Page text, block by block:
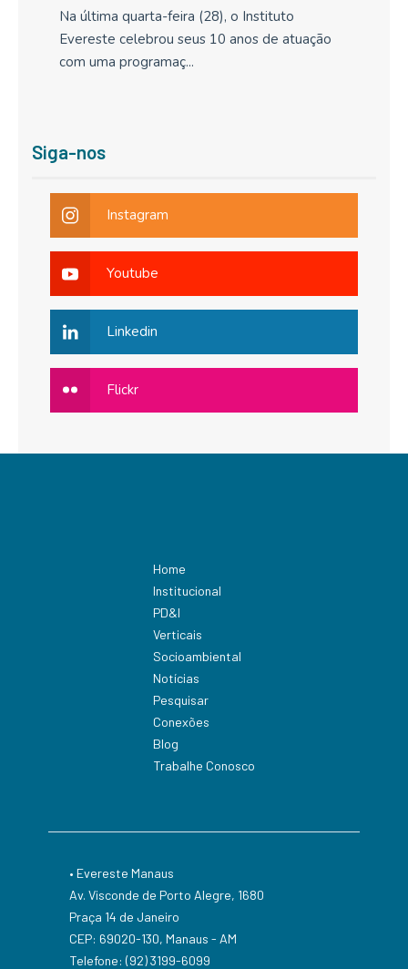
Na última quarta-feira (28), o Instituto
Evereste celebrou seus 10 anos de atuação
com uma programaç...
Siga-nos
Instagram
Youtube
Linkedin
Flickr
Home
Institucional
PD&I
Verticais
Socioambiental
Notícias
Pesquisar
Conexões
Blog
Trabalhe Conosco
• Evereste Manaus
Av. Visconde de Porto Alegre, 1680
Praça 14 de Janeiro
CEP: 69020-130, Manaus - AM
Telefone: (92) 3199-6099